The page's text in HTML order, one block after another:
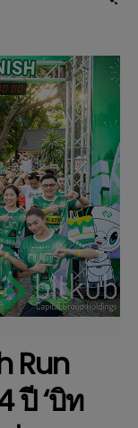
Run
ปี ‘บิท